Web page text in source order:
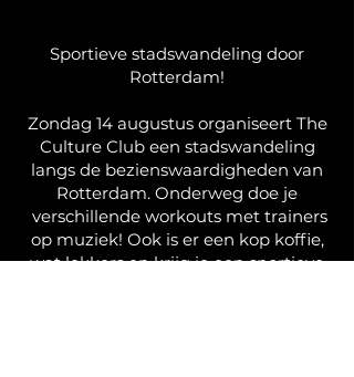
Sportieve stadswandeling door
Rotterdam!
Zondag 14 augustus organiseert The
Culture Club een stadswandeling
langs de bezienswaardigheden van
Rotterdam. Onderweg doe je
verschillende workouts met trainers
op muziek! Ook is er een kop koffie,
wat lekkers en krijg je een sportieve